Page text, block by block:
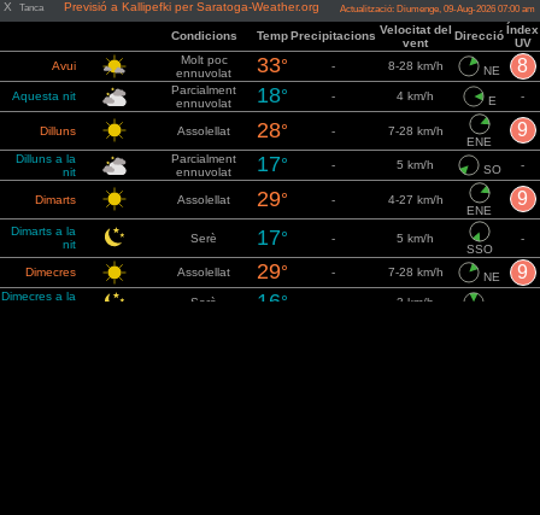
X Tanca Previsió a Kallipefki per Saratoga-Weather.org Actualització: Diumenge, 09-Aug-2026 07:00 am
Condicions TempPrecipitacions Velocitat del
vent
DireccióÍndex
UV
Avui
Molt poc
ennuvolat
33° - 8-28 km/h NE 8
Aquesta nit
Parcialment
ennuvolat
18° - 4 km/h E -
Dilluns Assolellat 28° -
7-28 km/h
ENE
9
Dilluns a la
nit
Parcialment
ennuvolat
17° - 5 km/h SO -
Dimarts Assolellat 29° -
4-27 km/h
ENE
9
Dimarts a la
nit
Serè 17° -
5 km/h
SSO
-
Dimecres Assolellat 29° - 7-28 km/h NE 9
Dimecres a la
Serè 16° 3 km/h